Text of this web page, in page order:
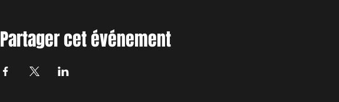
Partager cet événement